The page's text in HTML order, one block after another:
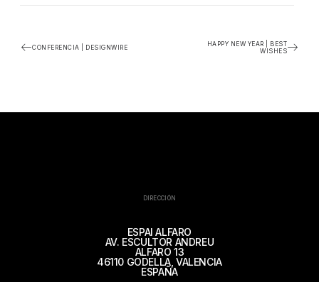
CONFERENCIA | DESIGNWIRE
HAPPY NEW YEAR | BEST
WISHES
DIRECCIÓN
ESPAI ALFARO
AV. ESCULTOR ANDREU
ALFARO 13
46110 GODELLA, VALENCIA
ESPAÑA